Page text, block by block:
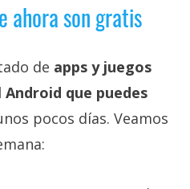
ahora son gratis
de apps y juegos
que puedes
pocos días. Veamos